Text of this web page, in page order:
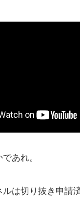
あれ。
ルは切り抜き申請